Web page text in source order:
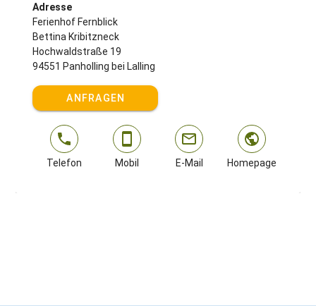
Adresse
Ferienhof Fernblick
Bettina Kribitzneck
Hochwaldstraße 19
94551 Panholling bei Lalling
ANFRAGEN
Telefon Mobil E-Mail Homepage